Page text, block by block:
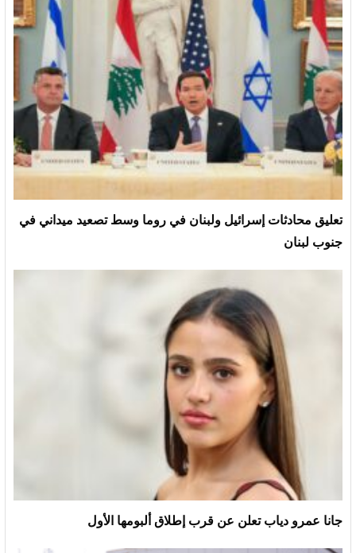
تعليق محادثات إسرائيل ولبنان في روما وسط تصعيد ميداني في
جنوب لبنان
جانا عمرو دياب تعلن عن قرب إطلاق ألبومها الأول